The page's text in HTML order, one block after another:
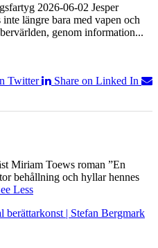
2026-06-02 Jesper
längre bara med vapen och
genom information...
Twitter
Share on Linked In
Miriam Toews roman ”En
behållning och hyllar hennes
Less
| Stefan Bergmark